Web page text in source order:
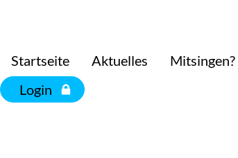
Startseite Aktuelles Mitsingen?
Login